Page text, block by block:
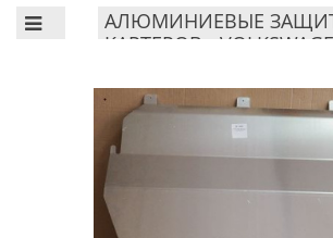
АЛЮМИНИЕВЫЕ
КАРТЕРОВ -